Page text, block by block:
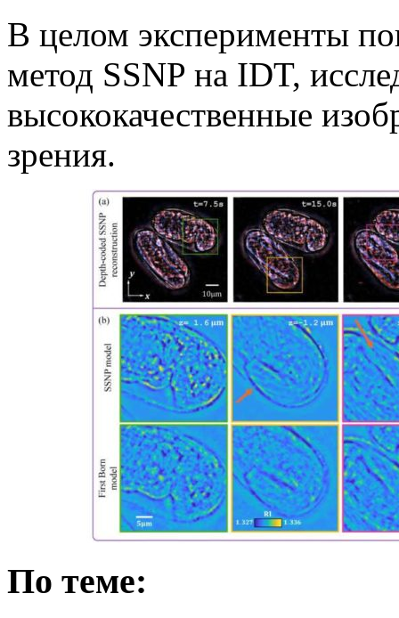
В целом эксперименты
метод SSNP на IDT,
высококачественные
зрения.
По теме: